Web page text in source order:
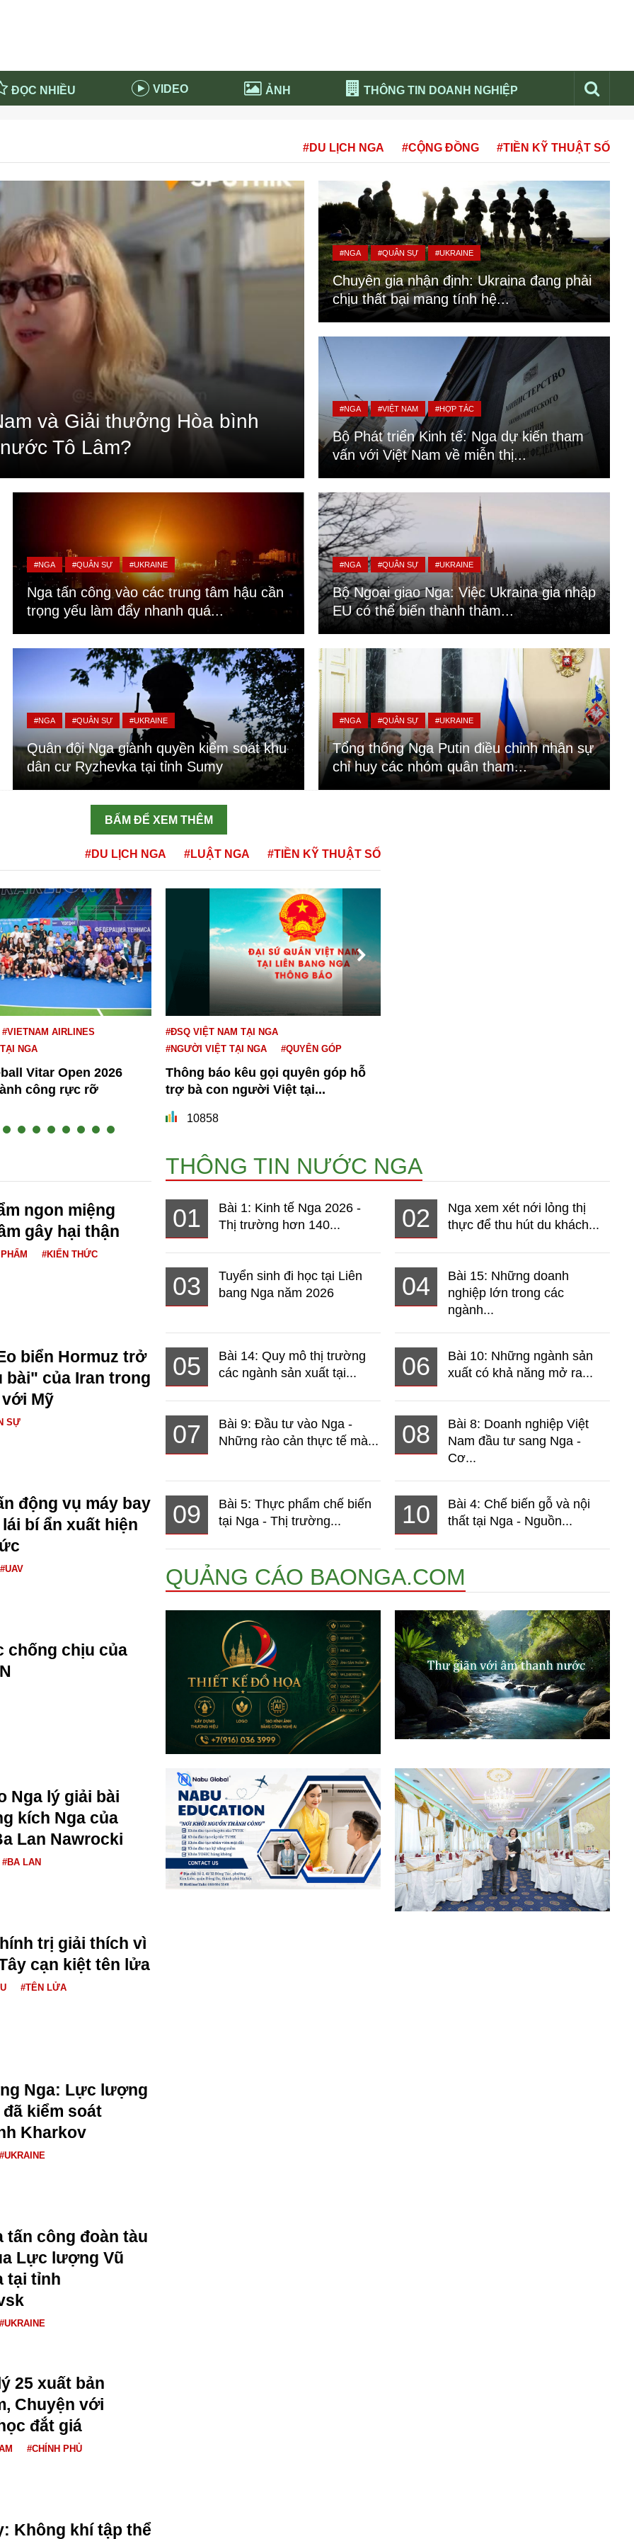
ĐỌC NHIỀU VIDEO ẢNH THÔNG TIN DOANH NGHIỆP
Nổi bật báo nga
nước Nga Tử vi hàng ngày
Phân tích thị trường Nga 2026
- Việt Nam Phân tích chính trị
#DU LỊCH NGA #CỘNG ĐỒNG #TIỀN KỸ THUẬT SỐ
và Giải thưởng Hòa bình
Tô Lâm?
#NGA #QUÂN SỰ #UKRAINE
Chuyên gia nhận định: Ukraina đang phải
chịu thất bại mang tính hệ...
#NGA #VIỆT NAM #HỢP TÁC
Bộ Phát triển Kinh tế: Nga dự kiến tham
vấn với Việt Nam về miễn thị...
#NGA #QUÂN SỰ #UKRAINE
Nga tấn công vào các trung tâm hậu cần
trọng yếu làm đẩy nhanh quá...
#NGA #QUÂN SỰ #UKRAINE
Bộ Ngoại giao Nga: Việc Ukraina gia nhập
EU có thể biến thành thảm...
#NGA #QUÂN SỰ #UKRAINE
Quân đội Nga giành quyền kiểm soát khu
dân cư Ryzhevka tại tỉnh Sumy
#NGA #QUÂN SỰ #UKRAINE
Tổng thống Nga Putin điều chỉnh nhân sự
chỉ huy các nhóm quân tham...
BẤM ĐỂ XEM THÊM
#DU LỊCH NGA #LUẬT NGA #TIỀN KỸ THUẬT SỐ
#VIETNAM AIRLINES
NGA
Vitar Open 2026
công rực rỡ
#ĐSQ VIỆT NAM TẠI NGA
#NGƯỜI VIỆT TẠI NGA
#QUYÊN GÓP
Thông báo kêu gọi quyên góp hỗ
trợ bà con người Việt tại...
10858
ngon miệng
gây hại thận
#KIẾN THỨC
biển Hormuz trở
bài" của Iran trong
Mỹ
SỰ
động vụ máy bay
bí ẩn xuất hiện
#UAV
chống chịu của
Nga lý giải bài
kích Nga của
Lan Nawrocki
#BA LAN
trị giải thích vì
cạn kiệt tên lửa
#TÊN LỬA
Nga: Lực lượng
kiểm soát
Kharkov
#UKRAINE
tấn công đoàn tàu
Lực lượng Vũ
tại tỉnh
#UKRAINE
25 xuất bản
Chuyện với
đắt giá
#CHÍNH PHỦ
Không khí tập thể
THÔNG TIN NƯỚC NGA
01
Bài 1: Kinh tế Nga 2026 -
Thị trường hơn 140...
02
Nga xem xét nới lỏng thị
thực để thu hút du khách...
03
Tuyển sinh đi học tại Liên
bang Nga năm 2026
04
Bài 15: Những doanh
nghiệp lớn trong các
ngành...
05
Bài 14: Quy mô thị trường
các ngành sản xuất tại...
06
Bài 10: Những ngành sản
xuất có khả năng mở ra...
07
Bài 9: Đầu tư vào Nga -
Những rào cản thực tế mà...
08
Bài 8: Doanh nghiệp Việt
Nam đầu tư sang Nga -
Cơ...
09
Bài 5: Thực phẩm chế biến
tại Nga - Thị trường...
10
Bài 4: Chế biến gỗ và nội
thất tại Nga - Nguồn...
QUẢNG CÁO BAONGA.COM